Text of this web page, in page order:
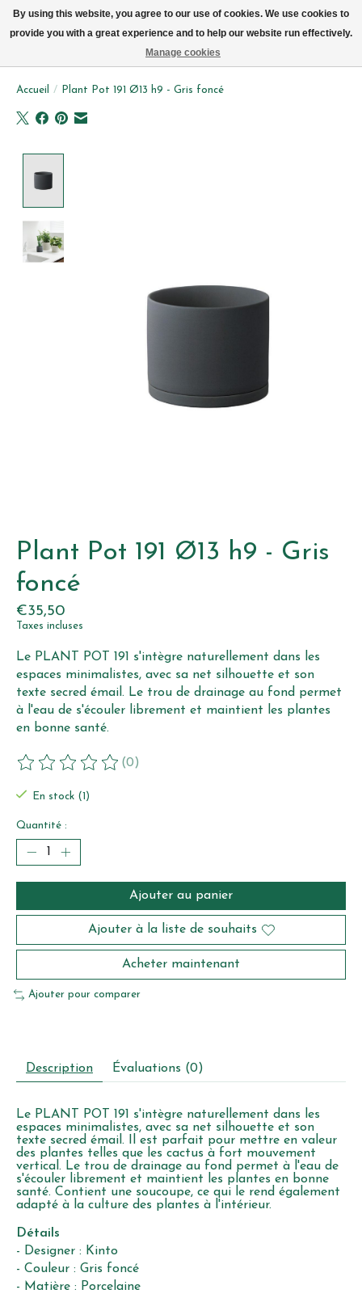
Accueil / Plant Pot 191 Ø13 h9 - Gris foncé
Plant Pot 191 Ø13 h9 - Gris
foncé
€35,50
Taxes incluses
Le PLANT POT 191 s'intègre naturellement dans les
espaces minimalistes, avec sa net silhouette et son
texte secred émail. Le trou de drainage au fond permet
à l'eau de s'écouler librement et maintient les plantes
en bonne santé.
Ce produit est évalué à
(0)
En stock (1)
Quantité :
Ajouter au panier
Ajouter à la liste de souhaits
Acheter maintenant
Ajouter pour comparer
Description Évaluations (0)
Le PLANT POT 191 s'intègre naturellement dans les
espaces minimalistes, avec sa net silhouette et son
texte secred émail. Il est parfait pour mettre en valeur
des plantes telles que les cactus à fort mouvement
vertical. Le trou de drainage au fond permet à l'eau de
s'écouler librement et maintient les plantes en bonne
santé. Contient une soucoupe, ce qui le rend également
adapté à la culture des plantes à l'intérieur.
Détails
- Designer : Kinto
- Couleur : Gris foncé
- Matière : Porcelaine
By using this website, you agree to our use of cookies. We use cookies to
provide you with a great experience and to help our website run effectively.
Manage cookies